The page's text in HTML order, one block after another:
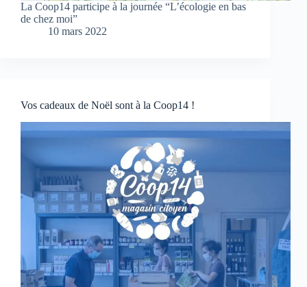
La Coop14 participe à la journée “L’écologie en bas
de chez moi”
10 mars 2022
Vos cadeaux de Noël sont à la Coop14 !